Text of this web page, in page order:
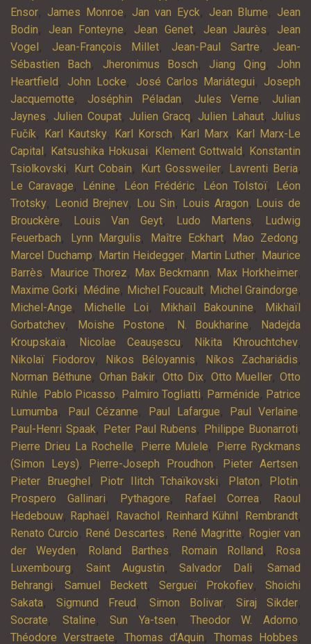
Ensor, James Monroe, Jan van Eyck, Jean Blume, Jean
Bodin, Jean Fonteyne, Jean Genet, Jean Jaurès, Jean
Vogel , Jean-François Millet, Jean-Paul Sartre, Jean-
Sébastien Bach, Jheronimus Bosch, Jiang Qing, John
Heartfield , John Locke, José Carlos Mariátegui, Joseph
Jacquemotte, Joséphin Péladan, Jules Verne, Julian
Jaynes, Julien Coupat, Julien Gracq, Julien Lahaut, Julius
Fučík, Karl Kautsky, Karl Korsch, Karl Marx, Karl Marx-Le
Capital , Katsushika Hokusai, Klement Gottwald , Konstantin
Tsiolkovski, Kurt Cobain, Kurt Gossweiler, Lavrenti Beria,
Le Caravage, Lénine, Léon Frédéric, Léon Tolstoï,
Léon
Trotsky, Leonid Brejnev, Lou Sin, Louis Aragon, Louis de
Brouckère, Louis Van Geyt, Ludo Martens,
Ludwig
Feuerbach, Lynn Margulis, Maître Eckhart, Mao Zedong,
Marcel Duchamp, Martin Heidegger, Martin Luther, Maurice
Barrès, Maurice Thorez, Max Beckmann, Max Horkheimer,
Maxime Gorki, Médine, Michel Foucault, Michel Graindorge,
Michel-Ange, Michelle Loi, Mikhaïl Bakounine,
Mikhaïl
Gorbatchev, Moishe Postone, N. Boukharine,
Nadejda
Kroupskaïa, Nicolae Ceaușescu, Nikita Khrouchtchev,
Nikolaï Fiodorov, Nikos Béloyannis, Níkos Zachariádis,
Norman Béthune, Orhan Bakir, Otto Dix, Otto Mueller, Otto
Rühle, Pablo Picasso, Palmiro Togliatti, Parménide, Patrice
Lumumba, Paul Cézanne, Paul Lafargue, Paul Verlaine,
Paul-Henri Spaak, Peter Paul Rubens, Philippe Buonarroti,
Pierre Drieu La Rochelle, Pierre Mulele,
Pierre Ryckmans
(Simon Leys), Pierre-Joseph Proudhon, Pieter Aertsen,
Pieter Brueghel , Piotr Ilitch Tchaïkovski, Platon, Plotin,
Prospero Gallinari, Pythagore, Rafael Correa,
Raoul
Hedebouw, Raphaël , Ravachol , Reinhard Kühnl , Rembrandt,
Renato Curcio, René Descartes, René Magritte, Rogier van
der Weyden, Roland Barthes, Romain Rolland ,
Rosa
Luxembourg, Saint Augustin,Salvador Dali,Samad
Behrangi,Samuel Beckett,Sergueï Prokofiev,Shoichi
Sakata, Sigmund Freud , Simon Bolivar, Siraj Sikder,
Socrate, Staline,Sun Ya-tsen, Theodor W. Adorno,
Théodore Verstraete, Thomas d’Aquin, Thomas Hobbes,